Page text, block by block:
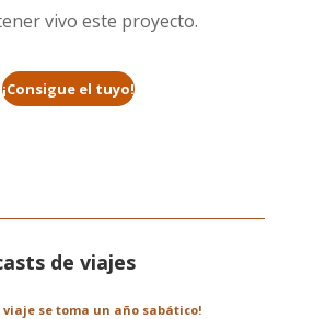
vivo este proyecto.
¡Consigue el tuyo!
de viajes
viaje se toma un año sabático!